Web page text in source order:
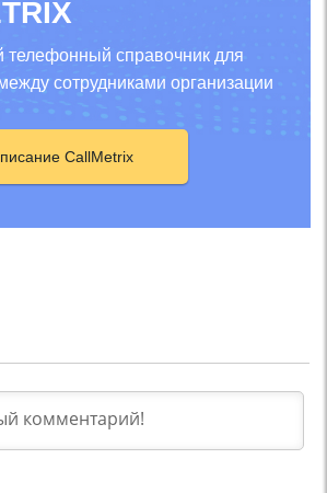
телефонный справочник для
сотрудниками организации
CallMetrix